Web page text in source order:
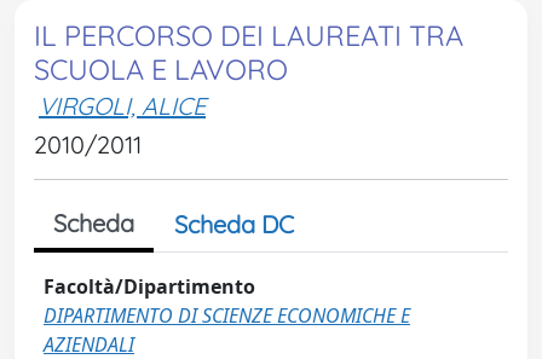
IL PERCORSO DEI LAUREATI TRA
SCUOLA E LAVORO
VIRGOLI, ALICE
2010/2011
Scheda Scheda DC
Facoltà/Dipartimento
DIPARTIMENTO DI SCIENZE ECONOMICHE E
AZIENDALI